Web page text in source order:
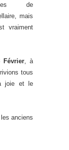
de
mais
vraiment
Février, à
tous
joie et le
anciens